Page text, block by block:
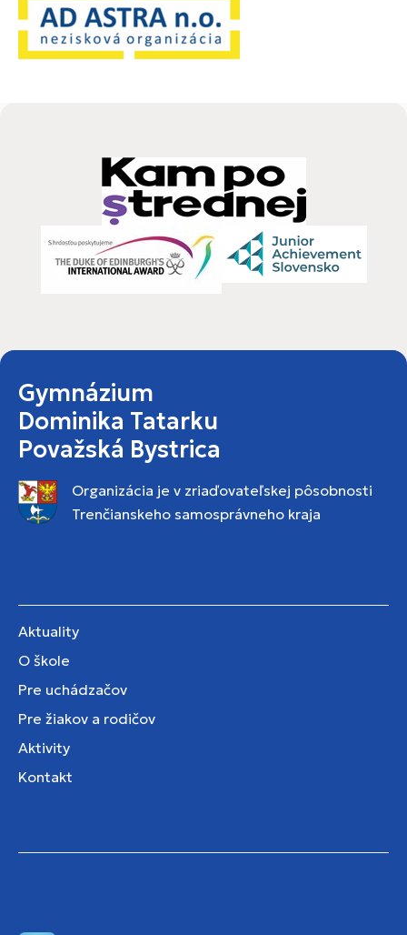
Gymnázium
Dominika Tatarku
Považská Bystrica
Organizácia je v zriaďovateľskej pôsobnosti
Trenčianskeho samosprávneho kraja
Aktuality
O škole
Pre uchádzačov
Pre žiakov a rodičov
Aktivity
Kontakt